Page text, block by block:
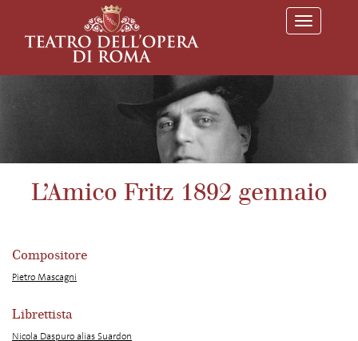
T
o
l
i
L’Amico Fritz 1892 gennaio
Compositore
Pietro Mascagni
Librettista
Nicola Daspuro alias Suardon